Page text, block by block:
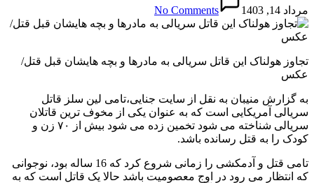
مرداد 14, 1403 No Comments
تجاوز هولناک این قاتل سریالی به مادرها و بچه هایشان قبل قتل/
عکس
به گزارش منیبان به نقل از سایت جنایی،تامی لین سلز قاتل
سریالی آمریکایی است که به عنوان یکی از مخوف ترین قاتلان
سریالی شناخته می شود تخمین زده می شود بیش از ۷۰ زن و
کودک را به قتل رسانده باشد.
تامی قتل و آدمکشی را زمانی شروع کرد که 16 ساله بود، نوجوانی
که انتظار می رود در اوج معصومیت باشد حالا یک قاتل است که به